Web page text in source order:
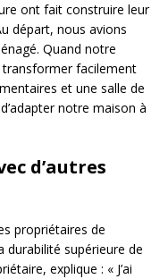
ont fait construire leur
départ, nous avions
Quand notre
transformer facilement
et une salle de
notre maison à
d’autres
propriétaires de
supérieure de
explique : « J’ai